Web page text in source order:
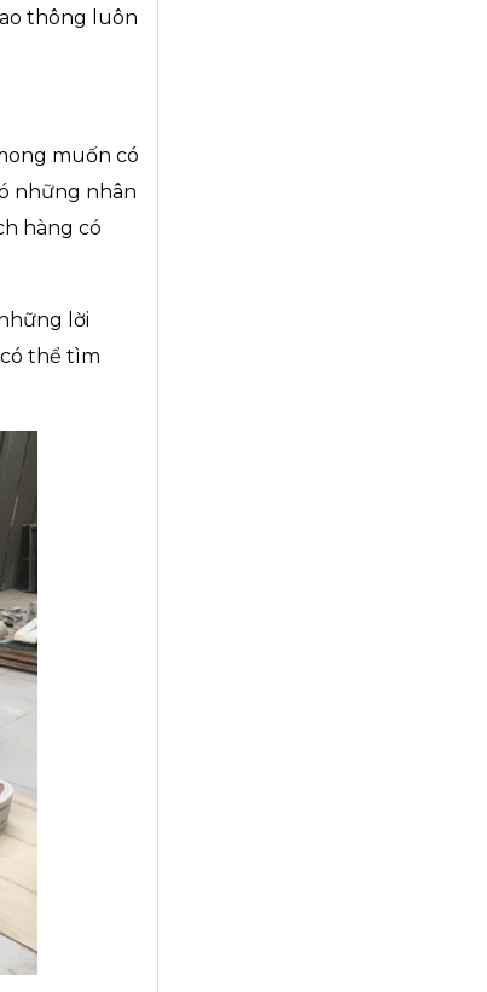
thông luôn
muốn có
những nhân
hàng có
lời
thể tìm